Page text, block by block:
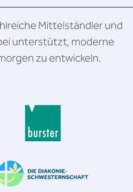
Mittelständler und
unterstützt, moderne
zu entwickeln.